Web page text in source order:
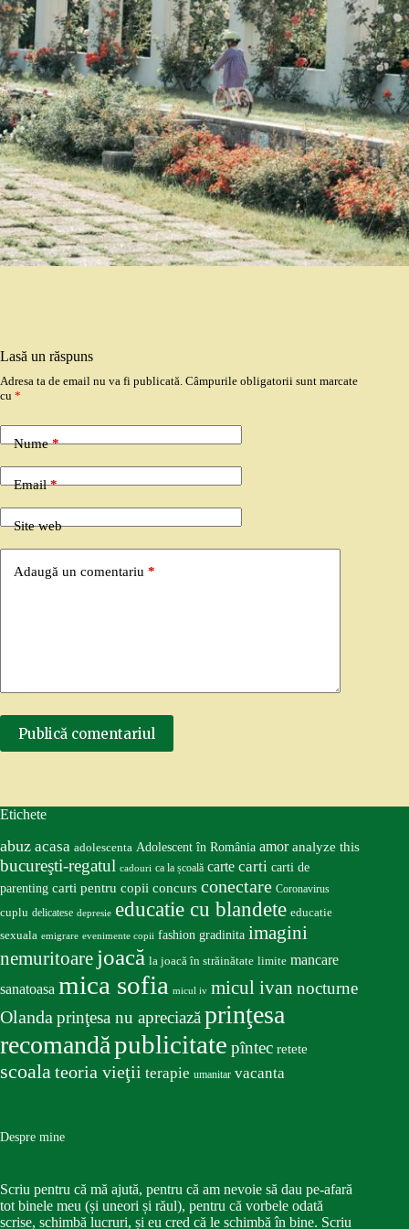
Lasă un răspuns
Adresa ta de email nu va fi publicată. Câmpurile obligatorii sunt marcate
cu *
Nume*
Email*
Site web
Adaugă un comentariu *
Publică comentariul
Etichete
abuz acasa adolescenta Adolescent în România amor analyze this
bucureşti-regatul cadouri ca la școală carte carti carti de
parenting carti pentru copii concurs conectare Coronavirus
cuplu delicatese depresie educatie cu blandete educatie
sexuala emigrare evenimente copii fashion gradinita imagini
nemuritoare joacă la joacă în străinătate limite mancare
sanatoasa mica sofia micul iv micul ivan nocturne
Olandaprinţesa nu apreciazăprinţesa
recomandăpublicitate pîntec retete
scoalateoria vieţii terapie umanitar vacanta
Despre mine
Scriu pentru că mă ajută, pentru că am nevoie să dau pe-afară
tot binele meu (și uneori și răul), pentru că vorbele odată
scrise, schimbă lucruri, și eu cred că le schimbă în bine. Scriu